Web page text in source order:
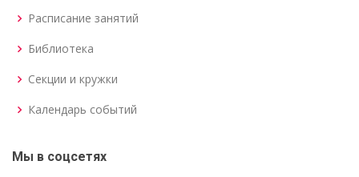
Расписание занятий
Библиотека
Секции и кружки
Календарь событий
Мы в соцсетях